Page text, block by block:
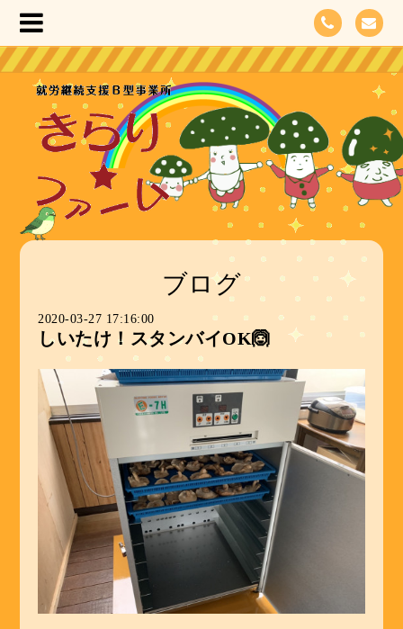
ブログ
2020-03-27 17:16:00
しいたけ！スタンバイOK🙆